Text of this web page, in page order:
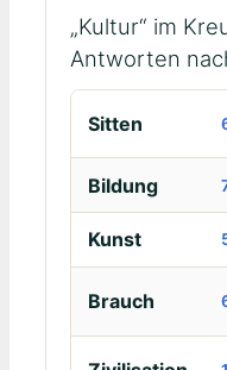
„Kultur“ im
Antworten
Sitten
Bildung
Kunst
Brauch